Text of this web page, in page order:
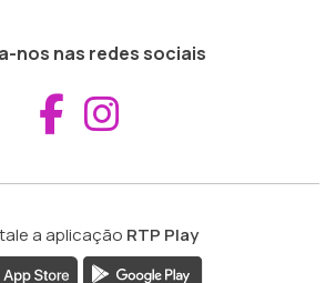
nos nas redes sociais
Aceder ao
a aplicação RTP Play